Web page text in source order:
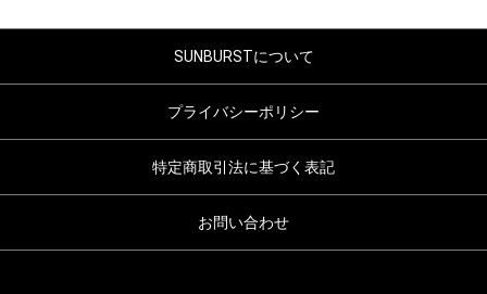
SUNBURSTについて
プライバシーポリシー
特定商取引法に基づく表記
お問い合わせ